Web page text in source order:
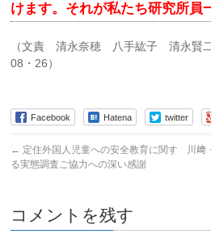
けます。それが私たち研究所員
（文責 清永奈穂 八手紘子
08・26）
Facebook Hatena twitter
← 定住外国人児童への安全教育に関す
る実態調査ご協力への深い感謝
川﨑
コメントを残す